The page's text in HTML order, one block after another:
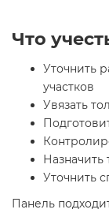
Что
Уточнить
участков
Увязать
Назначить
Уточнить
Панель